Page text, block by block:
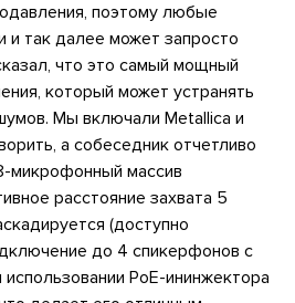
поэтому любые
так далее может запросто
что это самый мощный
который может устранять
Мы включали Metallica и
а собеседник отчетливо
микрофонный массив
расстояние захвата 5
(доступно
до 4 спикерфонов с
РоЕ-ининжектора